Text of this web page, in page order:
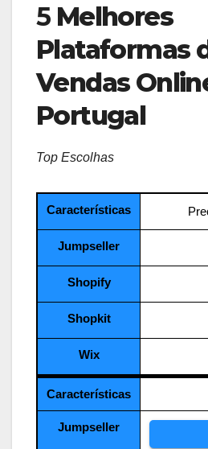
5 Melhores
Plataformas
Vendas
Portugal
Top Escolhas
Características
Jumpseller
Shopify
Shopkit
Wix
Características
Jumpseller